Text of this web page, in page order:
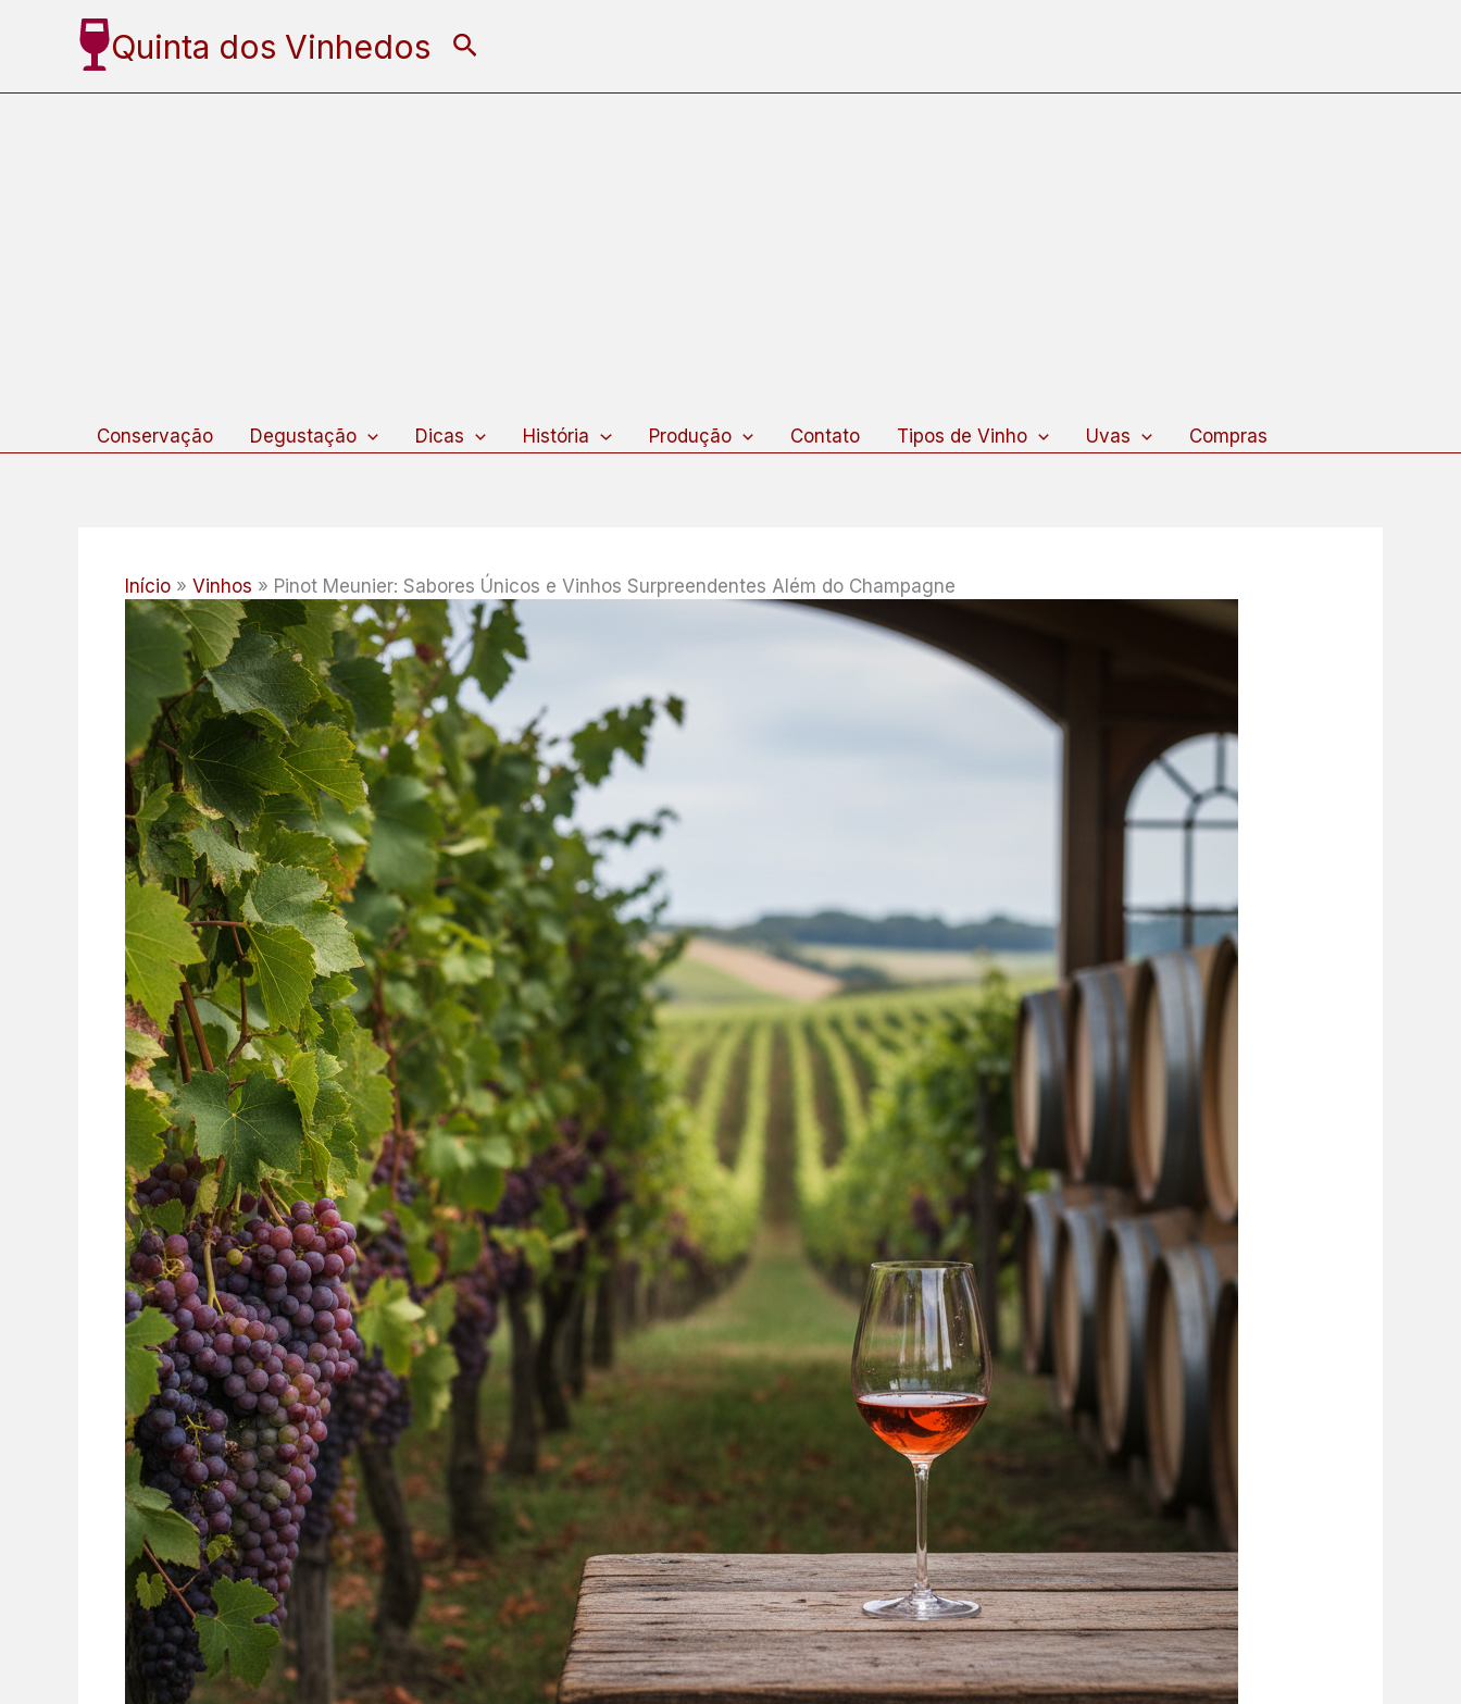
Quinta dos Vinhedos Pesquisar
Conservação Degustação Dicas História Produção Contato Tipos de Vinho Uvas Compras
Início Vinhos Pinot Meunier: Sabores Únicos e Vinhos Surpreendentes Além do Champagne